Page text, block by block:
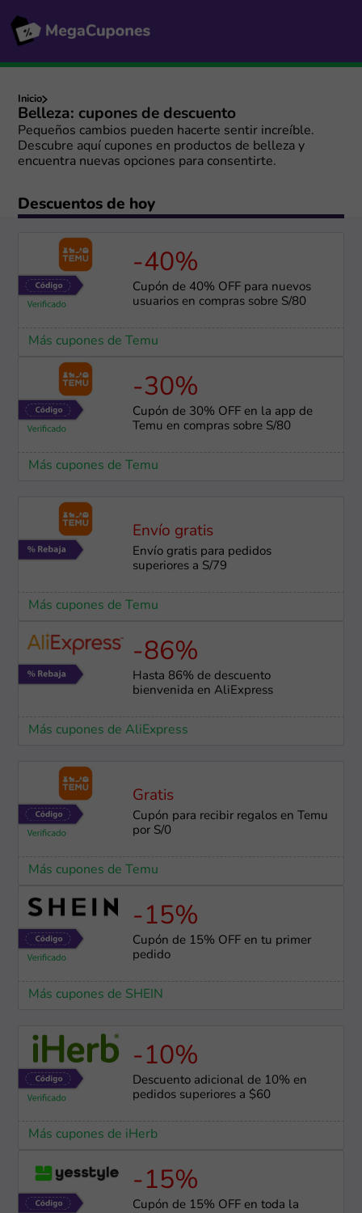
Inicio
Belleza: cupones de descuento
Pequeños cambios pueden hacerte sentir increíble.
Descubre aquí cupones en productos de belleza y
encuentra nuevas opciones para consentirte.
Descuentos de hoy
-40%
Cupón de 40% OFF para nuevos
usuarios en compras sobre S/80
Más cupones de Temu
-30%
Cupón de 30% OFF en la app de
Temu en compras sobre S/80
Más cupones de Temu
Envío gratis
Envío gratis para pedidos
superiores a S/79
Más cupones de Temu
-86%
Hasta 86% de descuento
bienvenida en AliExpress
Más cupones de AliExpress
Gratis
Cupón para recibir regalos en Temu
por S/0
Más cupones de Temu
-15%
Cupón de 15% OFF en tu primer
pedido
Más cupones de SHEIN
-10%
Descuento adicional de 10% en
pedidos superiores a $60
Más cupones de iHerb
-15%
Cupón de 15% OFF en toda la